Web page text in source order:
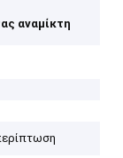
αναμίκτη